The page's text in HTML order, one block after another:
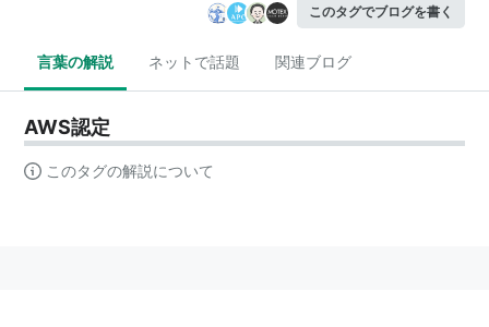
このタグでブログを書く
言葉の解説 ネットで話題 関連ブログ
AWS認定
このタグの解説について